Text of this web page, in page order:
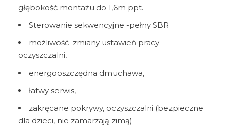
głębokość montażu do 1,6m ppt.
Sterowanie sekwencyjne -pełny SBR
możliwość zmiany ustawień pracy
oczyszczalni,
energooszczędna dmuchawa,
łatwy serwis,
zakręcane pokrywy, oczyszczalni (bezpieczne
dla dzieci, nie zamarzają zimą)